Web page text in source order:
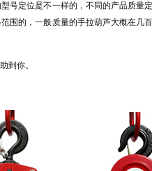
号定位是不一样的，不同的产品质量
围的，一般质量的手拉葫芦大概在几
到你。